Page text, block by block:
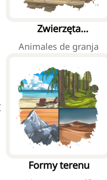
Zwierzęta
gospodarskie
Animales de granja
Formy terenu